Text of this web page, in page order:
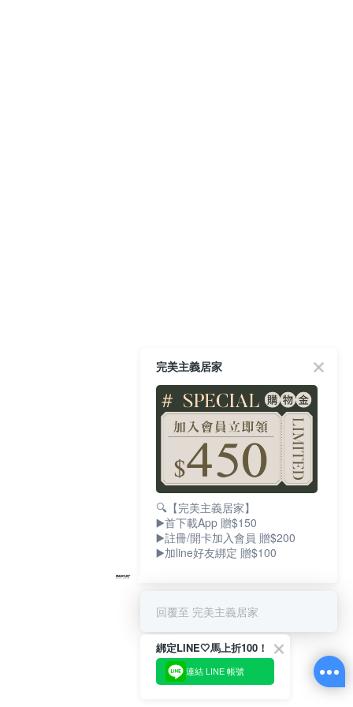
完美主義居家
🔍【完美主義居家】
▶️首下載App 贈$150
▶️註冊/開卡加入會員 贈$200
▶️加line好友綁定 贈$100
回覆至 完美主義居家
綁定LINE🤍馬上折100！
連結 LINE 帳號